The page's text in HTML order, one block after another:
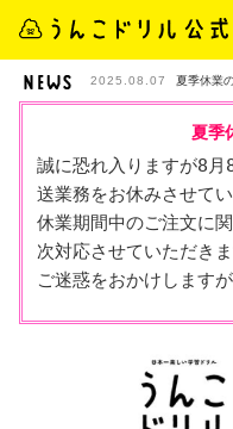
2025.08.07 夏季休業
夏季
誠に恐れ入りますが8
送業務をお休みさせてい
休業期間中のご注文に
次対応させていただきま
ご迷惑をおかけします